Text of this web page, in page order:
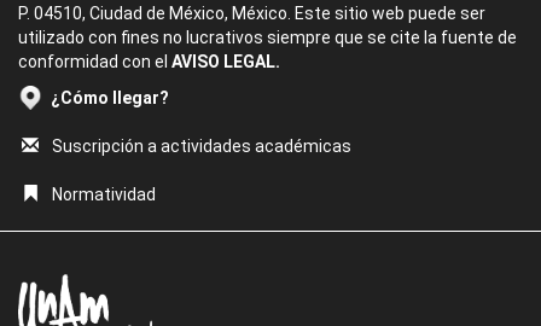
P. 04510, Ciudad de México, México. Este sitio web puede ser
utilizado con fines no lucrativos siempre que se cite la fuente de
conformidad con el AVISO LEGAL.
¿Cómo llegar?
Suscripción a actividades académicas
Normatividad